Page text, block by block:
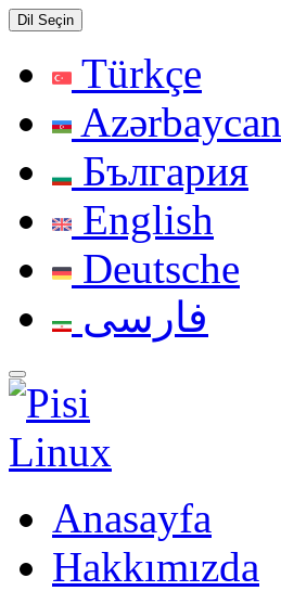
Dil Seçin
Türkçe
Azərbaycan
България
English
Deutsche
فارسی
Anasayfa
Hakkımızda